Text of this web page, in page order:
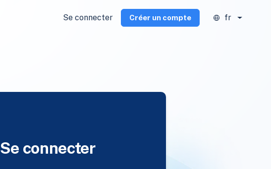
Se connecter Créer un compte fr
Se connecter